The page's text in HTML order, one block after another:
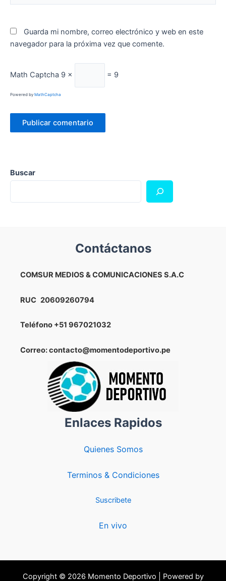
Guarda mi nombre, correo electrónico y web en este
navegador para la próxima vez que comente.
Math Captcha 9 × = 9
Powered by MathCaptcha
Buscar
Contáctanos
COMSUR MEDIOS & COMUNICACIONES S.A.C
RUC 20609260794
Teléfono +51 967021032
Correo: contacto@momentodeportivo.pe
Enlaces Rapidos
Quienes Somos
Terminos & Condiciones
Suscribete
En vivo
Copyright © 2026 Momento Deportivo | Powered by